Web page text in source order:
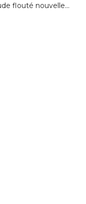
flouté nouvelle...